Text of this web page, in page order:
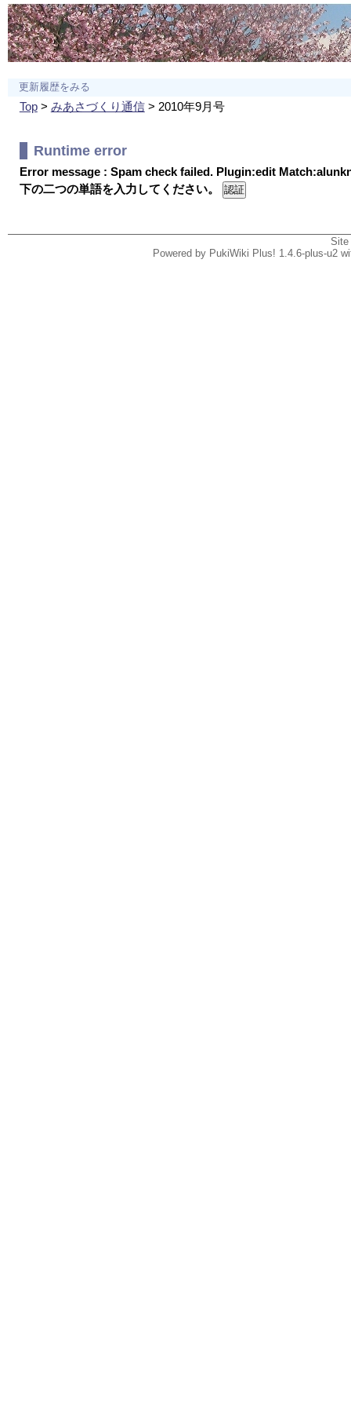
更新履歴をみる
Top> みあさづくり通信> 2010年9月号
Runtime error
Error message : Spam check failed. Plugin:edit
下の二つの単語を入力してください。
Powered by PukiWiki Plus! 1.4.6-plus-u2